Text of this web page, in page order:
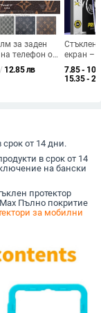
за заден
телефон от
кожа с
текстура,
/ 12.85 лв
екран –
HD, Full
7.85 -
15.35 -
от 14 дни.
в срок от 14
на бански
протектор
Пълно покритие
за мобилни